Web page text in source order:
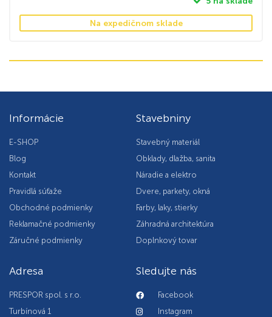
Na expedičnom sklade
Informácie
E-SHOP
Blog
Kontakt
Pravidlá súťaže
Obchodné podmienky
Reklamačné podmienky
Záručné podmienky
Stavebniny
Stavebný materiál
Obklady, dlažba, sanita
Náradie a elektro
Dvere, parkety, okná
Farby, laky, stierky
Záhradná architektúra
Doplnkový tovar
Adresa
PRESPOR spol. s r.o.
Turbínová 1
Sledujte nás
Facebook
Instagram